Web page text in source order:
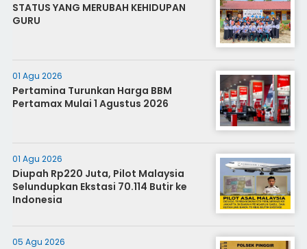
STATUS YANG MERUBAH KEHIDUPAN
GURU
01 Agu 2026
Pertamina Turunkan Harga BBM
Pertamax Mulai 1 Agustus 2026
01 Agu 2026
Diupah Rp220 Juta, Pilot Malaysia
Selundupkan Ekstasi 70.114 Butir ke
Indonesia
05 Agu 2026